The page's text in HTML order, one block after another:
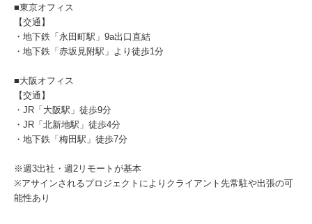
■東京オフィス
【交通】
・地下鉄「永田町駅」9a出口直結
・地下鉄「赤坂見附駅」より徒歩1分
■大阪オフィス
【交通】
・JR「大阪駅」徒歩9分
・JR「北新地駅」徒歩4分
・地下鉄「梅田駅」徒歩7分
※週3出社・週2リモートが基本
※アサインされるプロジェクトによりクライアント先常駐や出張の可
能性あり